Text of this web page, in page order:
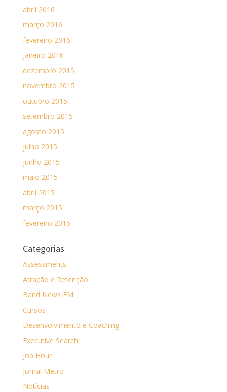
abril 2016
março 2016
fevereiro 2016
janeiro 2016
dezembro 2015
novembro 2015
outubro 2015
setembro 2015
agosto 2015
julho 2015
junho 2015
maio 2015
abril 2015
março 2015
fevereiro 2015
Categorias
Assessments
Atração e Retenção
Band News FM
Cursos
Desenvolvimento e Coaching
Executive Search
Job Hour
Jornal Metro
Notícias